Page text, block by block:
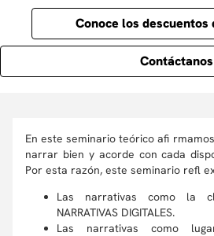
Conoce los descuentos
Contáctanos
En este seminario teórico afi
narrar bien y acorde con cada
Por esta razón, este seminario refl
Las narrativas como la
NARRATIVAS DIGITALES.
Las narrativas como